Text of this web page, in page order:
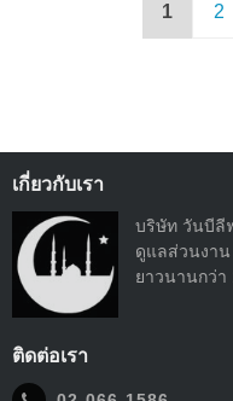
1 2
เกี่ยวกับเรา
บริษัท วันบีลี
ดูแลส่วนงา
ยาวนานกว่า
ติดต่อเรา